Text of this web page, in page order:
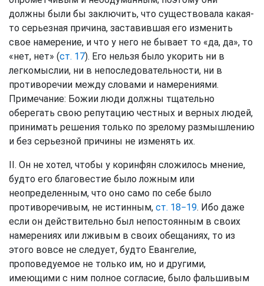
должны были бы заключить, что существовала какая-
то серьезная причина, заставившая его изменить
свое намерение, и что у него не бывает то «да, да», то
«нет, нет» (ст. 17). Его нельзя было укорить ни в
легкомыслии, ни в непоследовательности, ни в
противоречии между словами и намерениями.
Примечание: Божии люди должны тщательно
оберегать свою репутацию честных и верных людей,
принимать решения только по зрелому размышлению
и без серьезной причины не изменять их.
II. Он не хотел, чтобы у коринфян сложилось мнение,
будто его благовестие было ложным или
неопределенным, что оно само по себе было
противоречивым, не истинным, ст. 18−19. Ибо даже
если он действительно был непостоянным в своих
намерениях или лживым в своих обещаниях, то из
этого вовсе не следует, будто Евангелие,
проповедуемое не только им, но и другими,
имеющими с ним полное согласие, было фальшивым